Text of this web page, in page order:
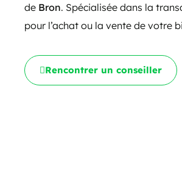
de Bron. Spécialisée dans la
pour l’achat ou la vente de votre
Rencontrer un conseiller